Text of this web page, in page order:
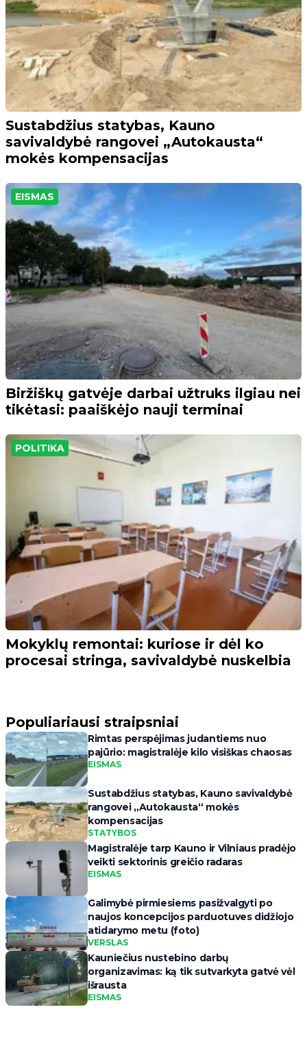
Sustabdžius statybas, Kauno
savivaldybė rangovei „Autokausta“
mokės kompensacijas
EISMAS
Biržiškų gatvėje darbai užtruks ilgiau nei
tikėtasi: paaiškėjo nauji terminai
POLITIKA
Mokyklų remontai: kuriose ir dėl ko
procesai stringa, savivaldybė nuskelbia
Populiariausi straipsniai
Rimtas perspėjimas judantiems nuo
pajūrio: magistralėje kilo visiškas chaosas
EISMAS
Sustabdžius statybas, Kauno savivaldybė
rangovei „Autokausta“ mokės
kompensacijas
STATYBOS
Magistralėje tarp Kauno ir Vilniaus pradėjo
veikti sektorinis greičio radaras
EISMAS
Galimybė pirmiesiems pasižvalgyti po
naujos koncepcijos parduotuves didžiojo
atidarymo metu (foto)
VERSLAS
Kauniečius nustebino darbų
organizavimas: ką tik sutvarkyta gatvė vėl
išrausta
EISMAS